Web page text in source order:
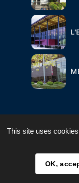
MENTIONS
This site uses
OK,